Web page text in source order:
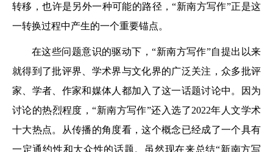
转移，也许是另外一种可能的路径，“新南方写作”正是这
一转换过程中产生的一个重要锚点。
在这些问题意识的驱动下，“新南方写作”自提出以来
就得到了批评界、学术界与文化界的广泛关注，众多批评
家、学者、作家和媒体人都加入了这一话题讨论中。因为
讨论的热烈程度，“新南方写作”还入选了2022年人文学术
十大热点。从传播的角度看，这个概念已经成了一个具有
一定通约性和大众性的话题。虽然现在来总结“新南方写